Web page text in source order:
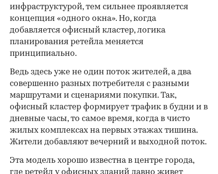
инфраструктурой, тем сильнее проявляется
концепция «одного окна». Но, когда
добавляется офисный кластер, логика
планирования ретейла меняется
принципиально.
Ведь здесь уже не один поток жителей, а два
совершенно разных потребителя с разными
маршрутами и сценариями покупки. Так,
офисный кластер формирует трафик в будни и в
дневные часы, то самое время, когда в чисто
жилых комплексах на первых этажах тишина.
Жители добавляют вечерний и выходной поток.
Эта модель хорошо известна в центре города,
где ретейл у офисных зданий давно живет